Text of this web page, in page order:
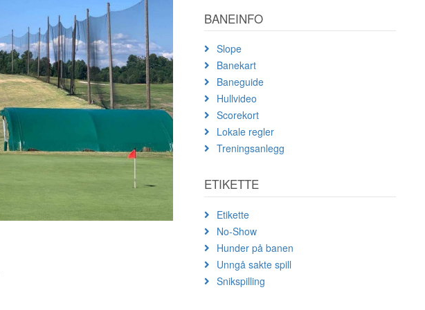
BANEINFO
Slope
Banekart
Baneguide
Hullvideo
Scorekort
Lokale regler
Treningsanlegg
ETIKETTE
Etikette
No-Show
Hunder på banen
Unngå sakte spill
Snikspilling